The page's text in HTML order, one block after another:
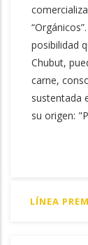
posibilidad
Chubut,
carne,
sustentada
su origen:
LÍNEA